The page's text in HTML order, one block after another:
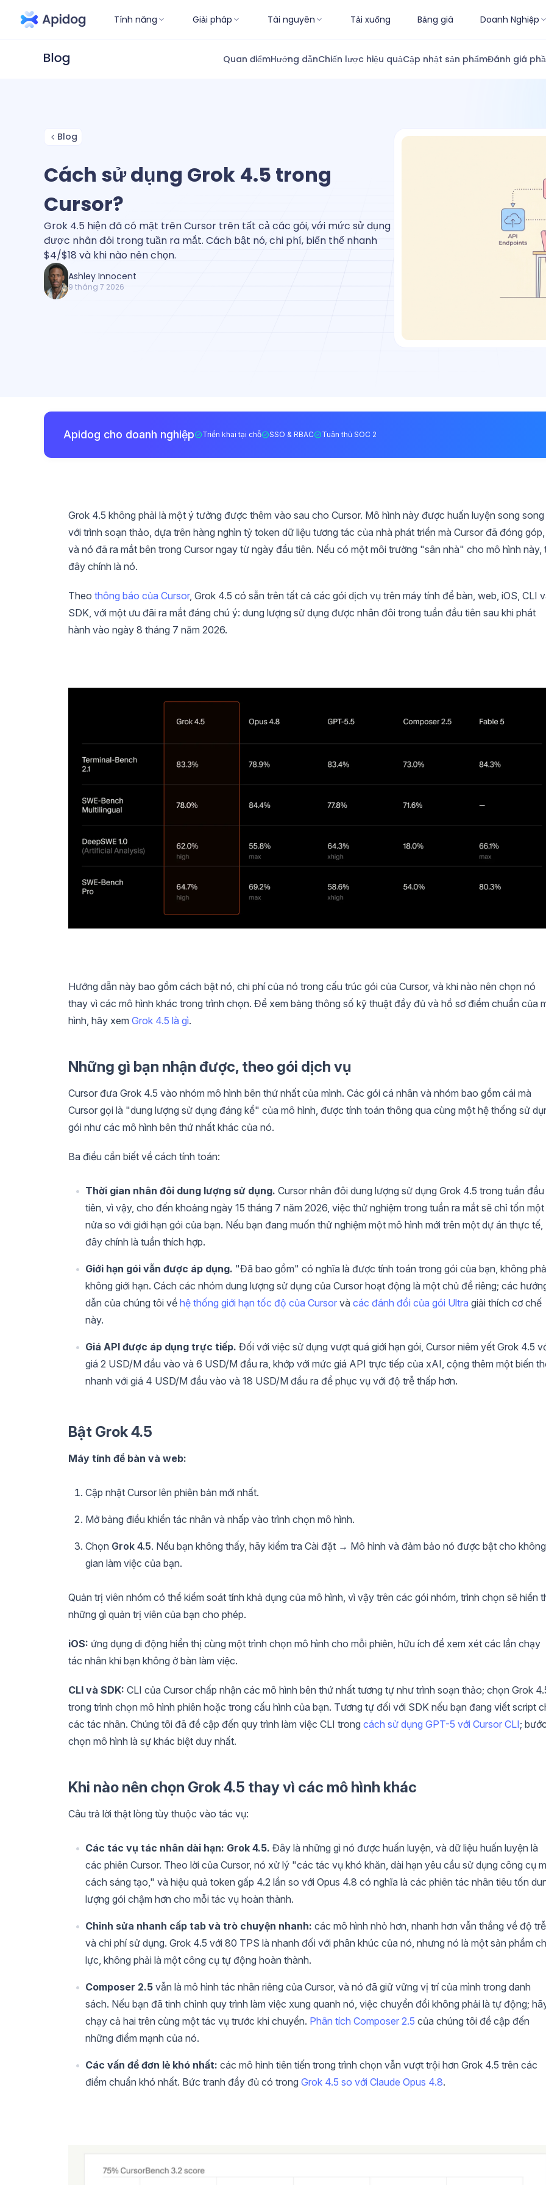
Tính năng Giải pháp Tài nguyên Tải xuống Bảng giá Doanh Nghiệp
Quan điểmHướng dẫnChiến lược hiệu quảCập nhật sản phẩmĐánh giá
Blog
Cách sử dụng Grok 4.5 trong
Cursor?
Grok 4.5 hiện đã có mặt trên Cursor trên tất cả các gói, với mức sử dụng
được nhân đôi trong tuần ra mắt. Cách bật nó, chi phí, biến thể nhanh
$4/$18 và khi nào nên chọn.
Ashley Innocent
9 tháng 7 2026
Apidog cho doanh nghiệp Triển khai tại chỗ SSO & RBAC Tuân thủ SOC 2
Grok 4.5 không phải là một ý tưởng được thêm vào sau cho Cursor. Mô hình này được huấn luyện song song
với trình soạn thảo, dựa trên hàng nghìn tỷ token dữ liệu tương tác của nhà phát triển mà Cursor đã đóng góp,
và nó đã ra mắt bên trong Cursor ngay từ ngày đầu tiên. Nếu có một môi trường "sân nhà" cho mô hình này,
đây chính là nó.
Theo thông báo của Cursor, Grok 4.5 có sẵn trên tất cả các gói dịch vụ trên máy tính để bàn, web, iOS, CLI
SDK, với một ưu đãi ra mắt đáng chú ý: dung lượng sử dụng được nhân đôi trong tuần đầu tiên sau khi phát
hành vào ngày 8 tháng 7 năm 2026.
Hướng dẫn này bao gồm cách bật nó, chi phí của nó trong cấu trúc gói của Cursor, và khi nào nên chọn nó
thay vì các mô hình khác trong trình chọn. Để xem bảng thông số kỹ thuật đầy đủ và hồ sơ điểm chuẩn của
hình, hãy xem Grok 4.5 là gì.
Những gì bạn nhận được, theo gói dịch vụ
Cursor đưa Grok 4.5 vào nhóm mô hình bên thứ nhất của mình. Các gói cá nhân và nhóm bao gồm cái mà
Cursor gọi là "dung lượng sử dụng đáng kể" của mô hình, được tính toán thông qua cùng một hệ thống sử
gói như các mô hình bên thứ nhất khác của nó.
Ba điều cần biết về cách tính toán:
Thời gian nhân đôi dung lượng sử dụng. Cursor nhân đôi dung lượng sử dụng Grok 4.5 trong tuần đầu
tiên, vì vậy, cho đến khoảng ngày 15 tháng 7 năm 2026, việc thử nghiệm trong tuần ra mắt sẽ chỉ tốn một
nửa so với giới hạn gói của bạn. Nếu bạn đang muốn thử nghiệm một mô hình mới trên một dự án thực tế,
đây chính là tuần thích hợp.
Giới hạn gói vẫn được áp dụng. "Đã bao gồm" có nghĩa là được tính toán trong gói của bạn, không
không giới hạn. Cách các nhóm dung lượng sử dụng của Cursor hoạt động là một chủ đề riêng; các
dẫn của chúng tôi về hệ thống giới hạn tốc độ của Cursor và các đánh đổi của gói Ultra giải thích cơ chế
này.
Giá API được áp dụng trực tiếp. Đối với việc sử dụng vượt quá giới hạn gói, Cursor niêm yết Grok 4.5
giá 2 USD/M đầu vào và 6 USD/M đầu ra, khớp với mức giá API trực tiếp của xAI, cộng thêm một biến
nhanh với giá 4 USD/M đầu vào và 18 USD/M đầu ra để phục vụ với độ trễ thấp hơn.
Bật Grok 4.5
Máy tính để bàn và web:
Cập nhật Cursor lên phiên bản mới nhất.
Mở bảng điều khiển tác nhân và nhấp vào trình chọn mô hình.
Chọn Grok 4.5. Nếu bạn không thấy, hãy kiểm tra Cài đặt → Mô hình và đảm bảo nó được bật cho không
gian làm việc của bạn.
Quản trị viên nhóm có thể kiểm soát tính khả dụng của mô hình, vì vậy trên các gói nhóm, trình chọn sẽ hiển
những gì quản trị viên của bạn cho phép.
iOS: ứng dụng di động hiển thị cùng một trình chọn mô hình cho mỗi phiên, hữu ích để xem xét các lần chạy
tác nhân khi bạn không ở bàn làm việc.
CLI và SDK: CLI của Cursor chấp nhận các mô hình bên thứ nhất tương tự như trình soạn thảo; chọn Grok
trong trình chọn mô hình phiên hoặc trong cấu hình của bạn. Tương tự đối với SDK nếu bạn đang viết script
các tác nhân. Chúng tôi đã đề cập đến quy trình làm việc CLI trong cách sử dụng GPT-5 với Cursor CLI;
chọn mô hình là sự khác biệt duy nhất.
Khi nào nên chọn Grok 4.5 thay vì các mô hình khác
Câu trả lời thật lòng tùy thuộc vào tác vụ:
Các tác vụ tác nhân dài hạn: Grok 4.5. Đây là những gì nó được huấn luyện, và dữ liệu huấn luyện là
các phiên Cursor. Theo lời của Cursor, nó xử lý "các tác vụ khó khăn, dài hạn yêu cầu sử dụng công cụ
cách sáng tạo," và hiệu quả token gấp 4.2 lần so với Opus 4.8 có nghĩa là các phiên tác nhân tiêu tốn
lượng gói chậm hơn cho mỗi tác vụ hoàn thành.
Chỉnh sửa nhanh cấp tab và trò chuyện nhanh: các mô hình nhỏ hơn, nhanh hơn vẫn thắng về độ trễ
và chi phí sử dụng. Grok 4.5 với 80 TPS là nhanh đối với phân khúc của nó, nhưng nó là một sản phẩm
lực, không phải là một công cụ tự động hoàn thành.
Composer 2.5 vẫn là mô hình tác nhân riêng của Cursor, và nó đã giữ vững vị trí của mình trong danh
sách. Nếu bạn đã tinh chỉnh quy trình làm việc xung quanh nó, việc chuyển đổi không phải là tự động;
chạy cả hai trên cùng một tác vụ trước khi chuyển. Phân tích Composer 2.5 của chúng tôi đề cập đến
những điểm mạnh của nó.
Các vấn đề đơn lẻ khó nhất: các mô hình tiên tiến trong trình chọn vẫn vượt trội hơn Grok 4.5 trên các
điểm chuẩn khó nhất. Bức tranh đầy đủ có trong Grok 4.5 so với Claude Opus 4.8.